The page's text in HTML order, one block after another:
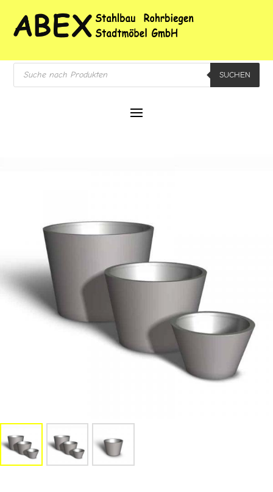
Products
search
SUCHEN